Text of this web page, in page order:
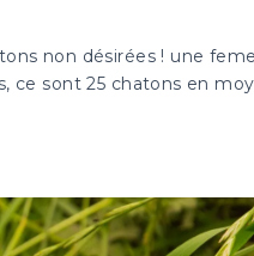
non désirées ! une
ce sont 25 chatons en